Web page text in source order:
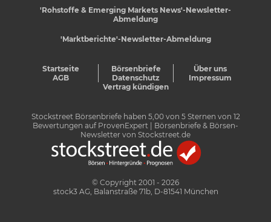
'Rohstoffe & Emerging Markets News'-Newsletter-
Abmeldung
'Marktberichte'-Newsletter-Abmeldung
Startseite Börsenbriefe
Über uns
AGB
Datenschutz
Impressum
Vertrag kündigen
Stockstreet Börsenbriefe haben 5,00von 5Sternen von 12
Bewertungen auf ProvenExpert
| Börsenbriefe & Börsen-
Newsletter von Stockstreet.de
© Copyright 2001 - 2026
stock3 AG, Balanstraße 71b, D-81541 München